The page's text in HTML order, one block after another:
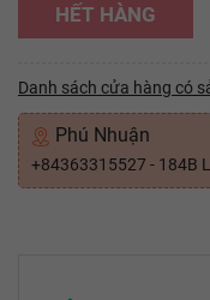
HẾT HÀNG
Danh sách cửa hàng có
Phú Nhuận
+84363315527 - 184B